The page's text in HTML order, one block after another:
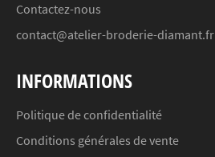
Contactez-nous
contact@atelier-broderie-diamant.fr
INFORMATIONS
Politique de confidentialité
Conditions générales de vente